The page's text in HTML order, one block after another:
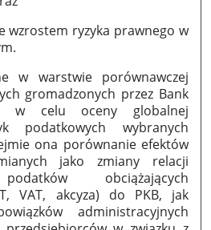
wzrostem ryzyka prawnego w
w warstwie porównawczej
gromadzonych przez Bank
w celu oceny globalnej
podatkowych wybranych
ona porównanie efektów
jako zmiany relacji
obciążających
VAT, akcyza) do PKB, jak
administracyjnych